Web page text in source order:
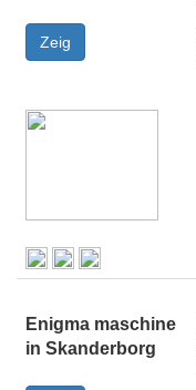
Enigma maschine
in Skanderborg